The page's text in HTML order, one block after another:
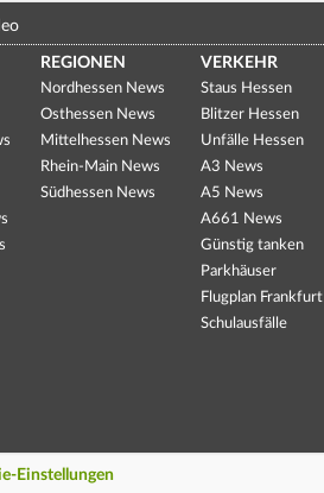
REGIONEN
Nordhessen News
Osthessen News
Mittelhessen News
Rhein-Main News
Südhessen News
VERKEHR
Staus Hessen
Blitzer Hessen
Unfälle Hessen
A3 News
A5 News
A661 News
Günstig tanken
Parkhäuser
Flugplan Frankfurt
Schulausfälle
Einstellungen